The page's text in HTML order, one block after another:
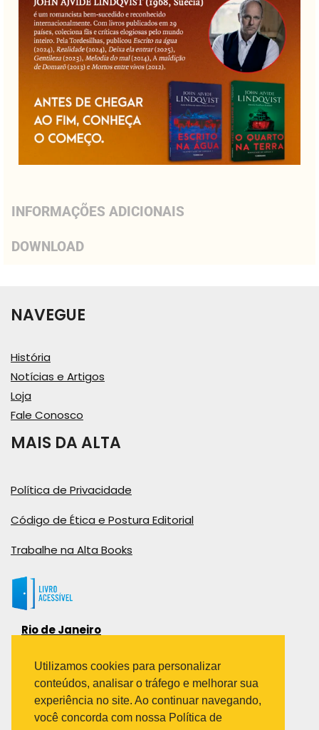
INFORMAÇÕES ADICIONAIS
DOWNLOAD
NAVEGUE
História
Notícias e Artigos
Loja
Fale Conosco
MAIS DA ALTA
Política de Privacidade
Código de Ética e Postura Editorial
Trabalhe na Alta Books
Rio de Janeiro
Bairro Industrial do Jacaré
Rio de Janeiro – RJ – CEP: 20970-031
Telefone:
(21) 3278-8069
Utilizamos cookies para personalizar
conteúdos, analisar o tráfego e melhorar sua
experiência no site. Ao continuar navegando,
você concorda com nossa Política de